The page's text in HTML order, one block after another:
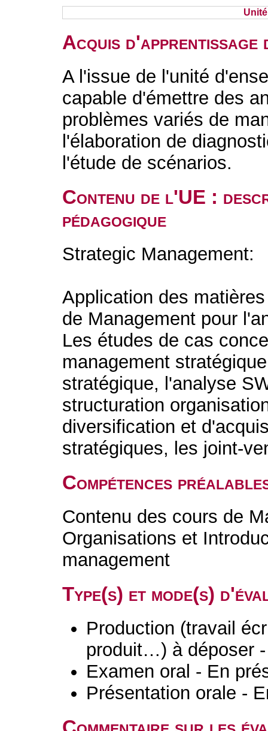
Acquis d'apprentissage
A l'issue de l'unité
capable d'émettre des
problèmes variés de
l'élaboration de
l'étude de scénarios.
Contenu de l'UE :
pédagogique
Strategic Management:
Application des
de Management pour
Les études de cas
management
stratégique, l'analyse
structuration
diversification et
stratégiques, les joint-
Compétences
Contenu des cours de
Organisations et
management
Type(s) et mode(s)
Production (travail
produit…) à déposer
Examen oral - En
Présentation orale -